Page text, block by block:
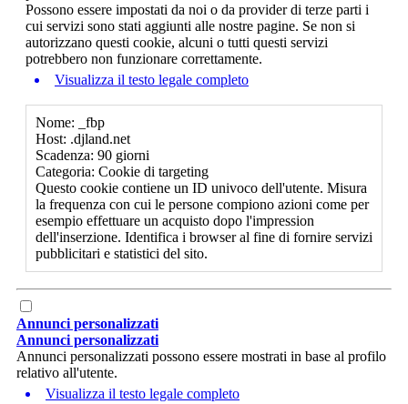
Possono essere impostati da noi o da provider di terze parti i
cui servizi sono stati aggiunti alle nostre pagine. Se non si
autorizzano questi cookie, alcuni o tutti questi servizi
potrebbero non funzionare correttamente.
Visualizza il testo legale completo
Nome: _fbp
Host: .djland.net
Scadenza: 90 giorni
Categoria: Cookie di targeting
Questo cookie contiene un ID univoco dell'utente. Misura
la frequenza con cui le persone compiono azioni come per
esempio effettuare un acquisto dopo l'impression
dell'inserzione. Identifica i browser al fine di fornire servizi
pubblicitari e statistici del sito.
Annunci personalizzati
Annunci personalizzati
Annunci personalizzati possono essere mostrati in base al profilo
relativo all'utente.
Visualizza il testo legale completo